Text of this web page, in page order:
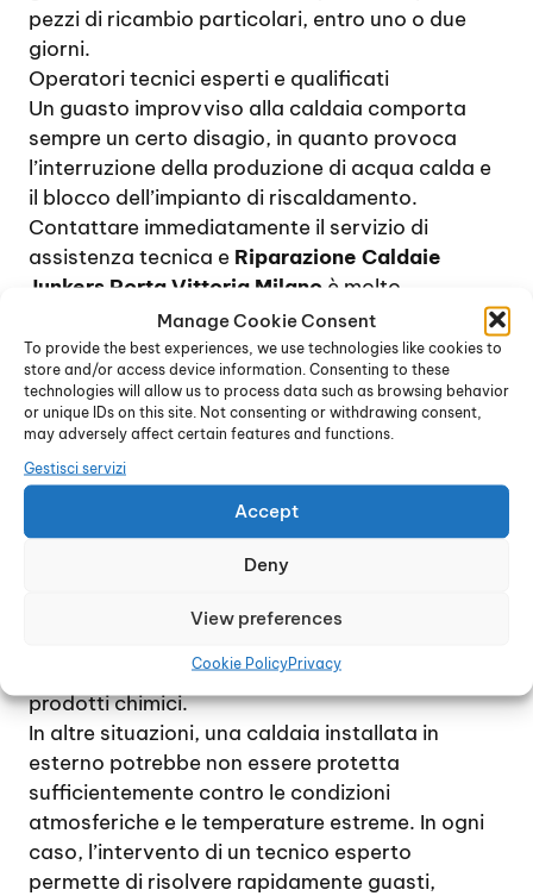
Manage Cookie Consent
To provide the best experiences, we use technologies like cookies to
store and/or access device information. Consenting to these
technologies will allow us to process data such as browsing behavior
or unique IDs on this site. Not consenting or withdrawing consent,
may adversely affect certain features and functions.
Gestisci servizi
Accept
Deny
View preferences
Cookie PolicyPrivacy
pezzi di ricambio particolari, entro uno o due
giorni.
Operatori tecnici esperti e qualificati
Un guasto improvviso alla caldaia comporta
sempre un certo disagio, in quanto provoca
l’interruzione della produzione di acqua calda e
il blocco dell’impianto di riscaldamento.
Contattare immediatamente il servizio di
assistenza tecnica e Riparazione Caldaie
Junkers Porta Vittoria Milano è molto
importante, in quanto consente agli operatori di
capire subito la natura del guasto e pianificare
la riparazione di conseguenza.
Le cause di un guasto alla caldaia possono
essere diverse. Talvolta, il problema non è
legato al dispositivo stesso ma ad un
caloriferi, ostruite dal calcare, o ad una
combustione incompleta o non corretta, oppure
all’interno della caldaia, specialmente se
ricorrere ad una procedura di lavaggio con
prodotti chimici.
In altre situazioni, una caldaia installata in
esterno potrebbe non essere protetta
sufficientemente contro le condizioni
atmosferiche e le temperature estreme. In ogni
caso, l’intervento di un tecnico esperto
permette di risolvere rapidamente guasti,